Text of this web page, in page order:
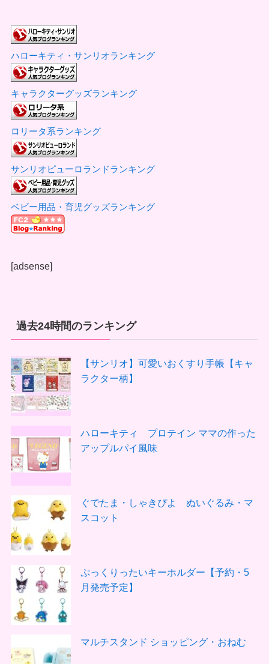
ハローキティ・サンリオランキング
キャラクターグッズランキング
ロリータ系ランキング
サンリオピューロランドランキング
ベビー用品・育児グッズランキング
[adsense]
過去24時間のランキング
【サンリオ】可愛いおくすり手帳【キャ
ラクター柄】
ハローキティ プロテイン ママの作った
アップルパイ風味
ぐでたま・しゃきぴよ ぬいぐるみ・マ
スコット
ぷっくりったいキーホルダー【予約・5
月発売予定】
マルチスタンド ショッピング・おねむ